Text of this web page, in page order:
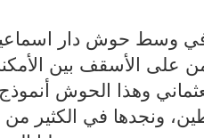
في وسط حوش دار
على الأسقف بين
وهذا الحوش
ونجدها في الكثير